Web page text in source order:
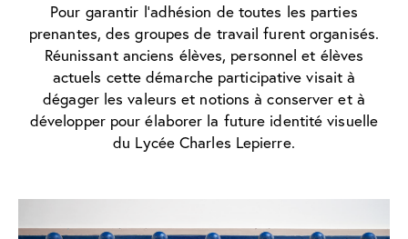
Pour garantir l’adhésion de toutes les parties
prenantes, des groupes de travail furent organisés.
Réunissant anciens élèves, personnel et élèves
actuels cette démarche participative visait à
dégager les valeurs et notions à conserver et à
développer pour élaborer la future identité visuelle
du Lycée Charles Lepierre.